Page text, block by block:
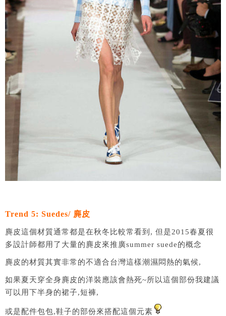
Trend 5: Suedes/ 麂皮
麂皮這個材質通常都是在秋冬比較常看到, 但是2015春夏很
多設計師都用了大量的麂皮來推廣summer suede的概念
麂皮的材質其實非常的不適合台灣這樣潮濕悶熱的氣候,
如果夏天穿全身麂皮的洋裝應該會熱死~所以這個部份我建議
可以用下半身的裙子,短褲,
或是配件包包,鞋子的部份來搭配這個元素